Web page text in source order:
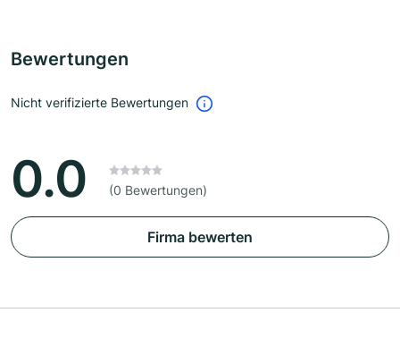
Bewertungen
Nicht verifizierte Bewertungen
0.0 (0 Bewertungen)
Firma bewerten